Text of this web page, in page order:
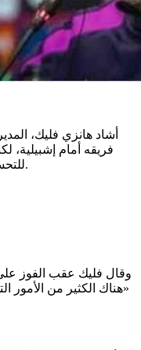
أشاد هانزي فليك،
فريقه أمام إشبيلية،
للتحسين قبل انطلاق فترة مزدحمة بالمباريات.
«هناك الكثير من الأمور